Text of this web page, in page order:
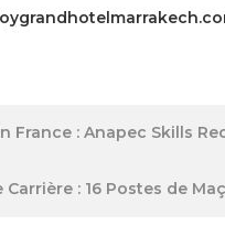
France : Anapec Skills
: 16 Postes de